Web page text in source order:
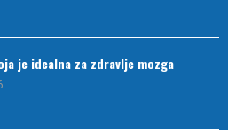
je idealna za zdravlje mozga